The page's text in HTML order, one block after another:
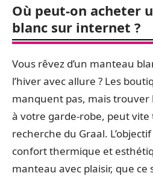
Où peut-on acheter
blanc sur internet ?
Vous rêvez d’un manteau
l’hiver avec allure ? Les
manquent pas, mais trouver
à votre garde-robe, peut
recherche du Graal.
confort thermique et
manteau avec plaisir, que